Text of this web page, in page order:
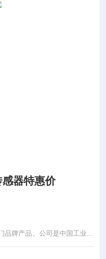
器特惠价
牌产品。公司是中国工业自
各种欧美中的工控自动化产品